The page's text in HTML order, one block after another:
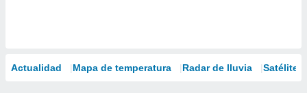
Actualidad Mapa de temperatura Radar de lluvia Satélites